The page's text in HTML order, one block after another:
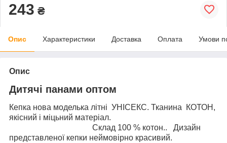
243 ₴
Опис Характеристики Доставка Оплата Умови
Опис
Дитячі панами оптом
Кепка нова моделька літні УНІСЕКС. Тканина КОТОН,
якісний і міцьний матеріал.
Склад 100 % котон.. Дизайн
представленої кепки неймовірно красивий.